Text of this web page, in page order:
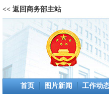
<< 返回商务部主站
首页 图片新闻 工作动